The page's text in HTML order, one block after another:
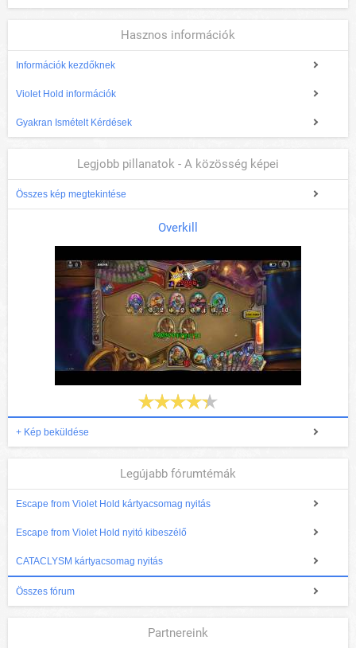
Hasznos információk
Információk kezdőknek
Violet Hold információk
Gyakran Ismételt Kérdések
Legjobb pillanatok - A közösség képei
Összes kép megtekintése
Overkill
+ Kép beküldése
Legújabb fórumtémák
Escape from Violet Hold kártyacsomag nyitás
Escape from Violet Hold nyitó kibeszélő
CATACLYSM kártyacsomag nyitás
Összes fórum
Partnereink